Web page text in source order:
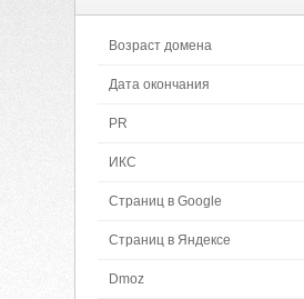
Возраст домена
Дата окончания
PR
ИКС
Страниц в Google
Страниц в Яндексе
Dmoz